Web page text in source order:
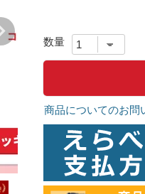
商品についてのお問